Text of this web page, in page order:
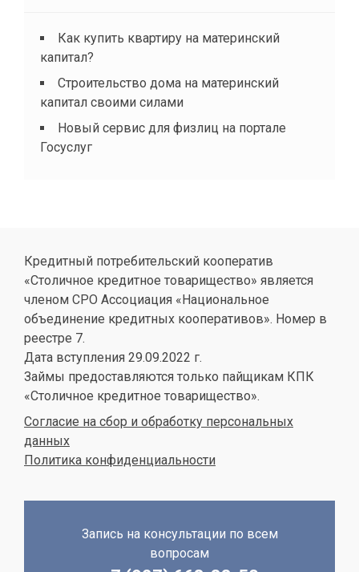
Как купить квартиру на материнский
капитал?
Строительство дома на материнский
капитал своими силами
Новый сервис для физлиц на портале
Госуслуг
Кредитный потребительский кооператив
«Столичное кредитное товарищество» является
членом СРО Ассоциация «Национальное
объединение кредитных кооперативов». Номер в
реестре 7.
Дата вступления 29.09.2022 г.
Займы предоставляются только пайщикам КПК
«Столичное кредитное товарищество».
Согласие на сбор и обработку персональных
данных
Политика конфиденциальности
Запись на консультации по всем
вопросам